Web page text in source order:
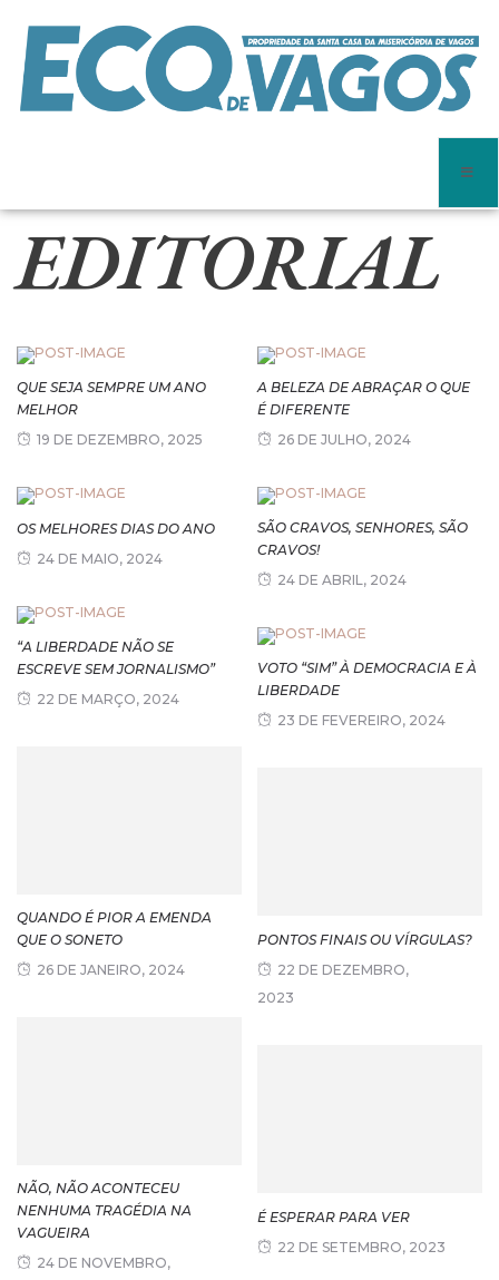
EDITORIAL
QUE SEJA SEMPRE UM ANO
MELHOR
19 DE DEZEMBRO, 2025
A BELEZA DE ABRAÇAR O QUE
É DIFERENTE
26 DE JULHO, 2024
OS MELHORES DIAS DO ANO
24 DE MAIO, 2024
SÃO CRAVOS, SENHORES, SÃO
CRAVOS!
24 DE ABRIL, 2024
“A LIBERDADE NÃO SE
ESCREVE SEM JORNALISMO”
22 DE MARÇO, 2024
VOTO “SIM” À DEMOCRACIA E À
LIBERDADE
23 DE FEVEREIRO, 2024
QUANDO É PIOR A EMENDA
QUE O SONETO
26 DE JANEIRO, 2024
PONTOS FINAIS OU VÍRGULAS?
22 DE DEZEMBRO,
2023
NÃO, NÃO ACONTECEU
NENHUMA TRAGÉDIA NA
VAGUEIRA
24 DE NOVEMBRO,
É ESPERAR PARA VER
22 DE SETEMBRO, 2023